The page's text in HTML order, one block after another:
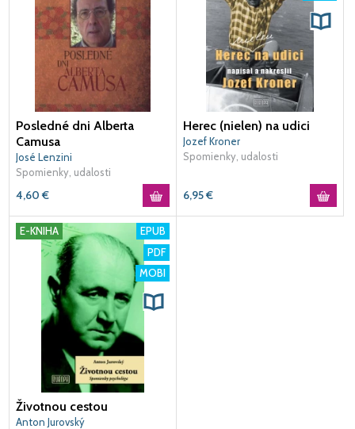
Posledné dni Alberta
Camusa
José Lenzini
Spomienky, udalosti
4,60 €
Herec (nielen) na udici
Jozef Kroner
Spomienky, udalosti
6,95€
E-KNIHA
EPUB
PDF
MOBI
Životnou cestou
Anton Jurovský